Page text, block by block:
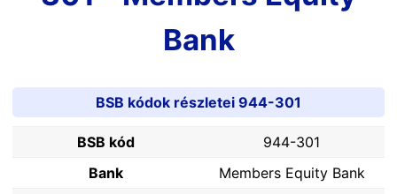
Bank
BSB kódok részletei 944-301
BSB kód
944-301
Bank
Members Equity Bank